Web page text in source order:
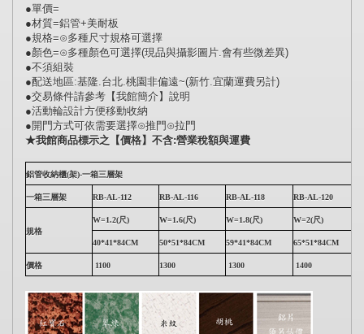
●單價=
●材質=鋁管+美耐板
●規格=⊙多種尺寸規格可選擇
●顏色=⊙多種顏色可選擇(現品與攝影圖片.會有些微差異)
●不須組裝
●配送地區:基隆.台北.桃園非偏遠~(新竹.宜蘭運費另計)
●交易條件請參考【我館簡介】說明
●活動輪設計方便移動收納
●開門方式可依需要選擇⊙推門⊙拉門
★我館商品標示之【價格】不含:營業稅額與運費
鋁管收納櫃(架)-一箱三層架
一箱三層架 RB-AL-112 RB-AL-116 RB-AL-118 RB-AL-120
規格
W=1.2(尺) W=1.6(尺) W=1.8(尺) W=2(尺)
40*41*84CM 50*51*84CM 59*41*84CM 65*51*84CM
價格 1100 1300 1300 1400